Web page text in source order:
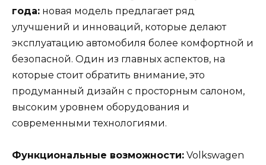
года: новая модель предлагает ряд
улучшений и инноваций, которые делают
эксплуатацию автомобиля более комфортной и
безопасной. Один из главных аспектов, на
которые стоит обратить внимание, это
продуманный дизайн с просторным салоном,
высоким уровнем оборудования и
современными технологиями.
Функциональные возможности: Volkswagen